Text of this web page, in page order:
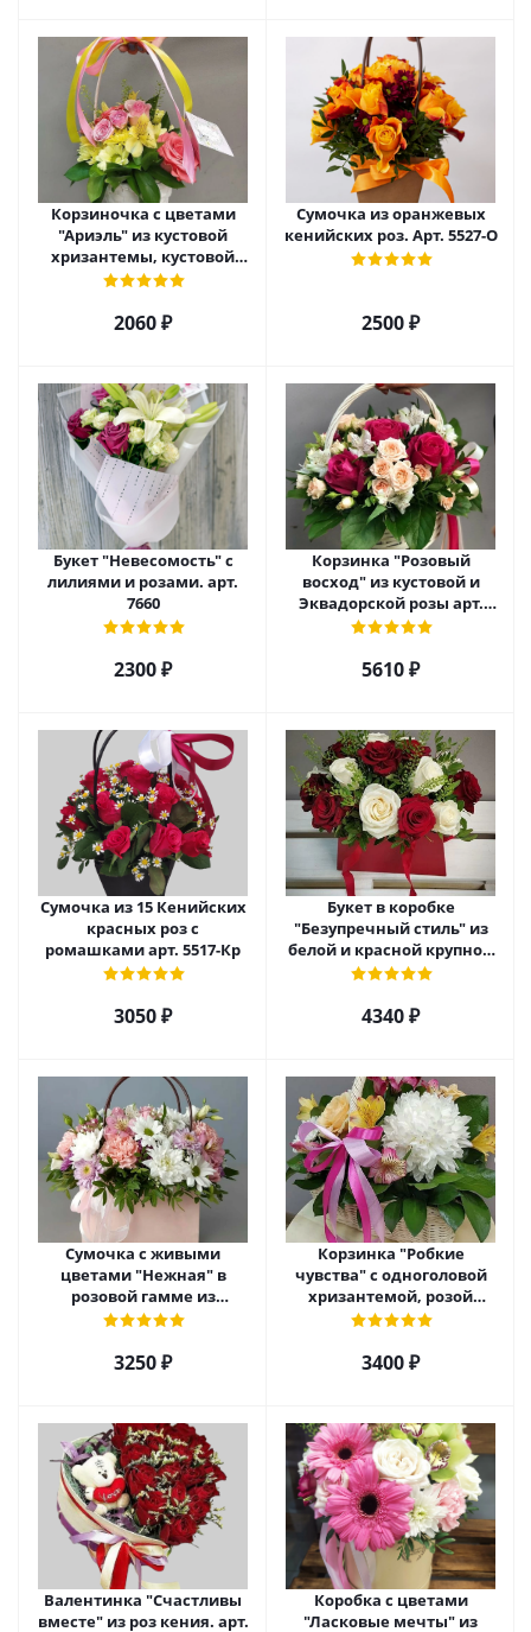
Корзиночка с цветами
"Ариэль" из кустовой
хризантемы, кустовой
розы и альстромерии арт.
2060 ₽
Сумочка из оранжевых
кенийских роз. Арт. 5527-О
2500 ₽
Букет "Невесомость" с
лилиями и розами. арт.
7660
2300 ₽
Корзинка "Розовый
восход" из кустовой и
Эквадорской розы арт.
5520
5610 ₽
Сумочка из 15 Кенийских
красных роз с
ромашками арт. 5517-Кр
3050 ₽
Букет в коробке
"Безупречный стиль" из
белой и красной крупной
розы Эквадор. арт. 5515
4340 ₽
Сумочка с живыми
цветами "Нежная" в
розовой гамме из
кустовой хризантемы,
3250 ₽
Корзинка "Робкие
чувства" с одноголовой
хризантемой, розой
Эквадор и альстромерией
3400 ₽
Валентинка "Счастливы
вместе" из роз кения. арт.
Коробка с цветами
"Ласковые мечты" из